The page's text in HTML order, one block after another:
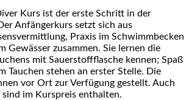
Kurs ist der erste Schritt in der
Anfängerkurs setzt sich aus
Praxis im Schwimmbecken
Gewässer zusammen. Sie lernen die
mit Sauerstoffflasche kennen; Spaß
Tauchen stehen an erster Stelle. Die
vor Ort zur Verfügung gestellt. Auch
im Kurspreis enthalten.